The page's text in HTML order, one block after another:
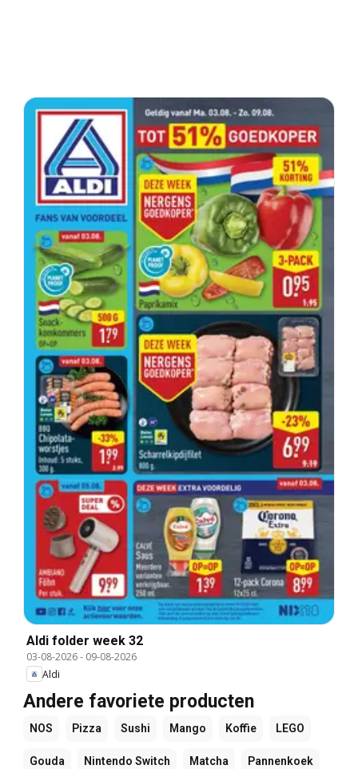
Aldi folder week 32
03-08-2026- 09-08-2026
Aldi
Andere favoriete producten
NOS Pizza Sushi Mango Koffie LEGO
Gouda Nintendo Switch Matcha Pannenkoek